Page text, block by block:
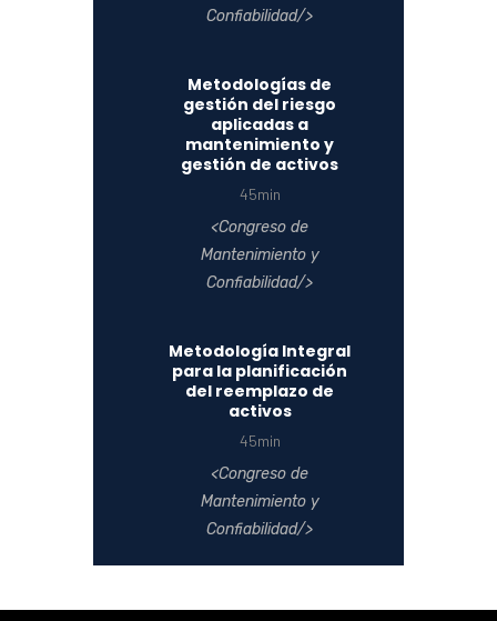
Confiabilidad
Metodologías de
gestión del riesgo
aplicadas a
mantenimiento y
gestión de activos
45min
Congreso de
Mantenimiento y
Confiabilidad
Metodología Integral
para la planificación
del reemplazo de
activos
45min
Congreso de
Mantenimiento y
Confiabilidad